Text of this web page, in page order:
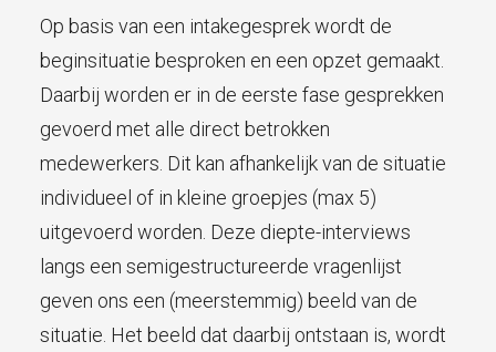
Op basis van een intakegesprek wordt de
beginsituatie besproken en een opzet gemaakt.
Daarbij worden er in de eerste fase gesprekken
gevoerd met alle direct betrokken
medewerkers. Dit kan afhankelijk van de situatie
individueel of in kleine groepjes (max 5)
uitgevoerd worden. Deze diepte-interviews
langs een semigestructureerde vragenlijst
geven ons een (meerstemmig) beeld van de
situatie. Het beeld dat daarbij ontstaan is, wordt